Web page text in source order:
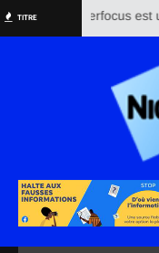
TITRE Nigerfocus est